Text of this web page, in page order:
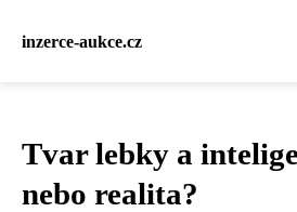
inzerce-aukce.cz
Tvar lebky a
nebo realita?